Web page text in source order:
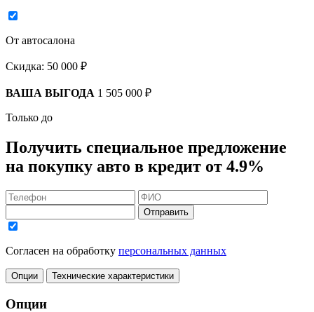
От автосалона
Скидка: 50 000 ₽
ВАША ВЫГОДА 1 505 000 ₽
Только до
Получить специальное предложение
на покупку авто в кредит от 4.9%
Отправить
Согласен на обработку персональных данных
Опции Технические характеристики
Опции